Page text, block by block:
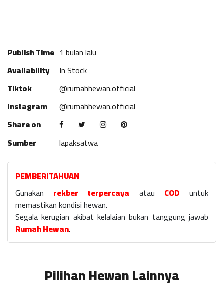
Publish Time 1 bulan lalu
Availability
In Stock
Tiktok
@rumahhewan.official
Instagram
@rumahhewan.official
Share on
Sumber
lapaksatwa
PEMBERITAHUAN
Gunakan rekber terpercaya atau COD untuk
memastikan kondisi hewan.
Segala kerugian akibat kelalaian bukan tanggung jawab
Rumah Hewan.
Pilihan Hewan Lainnya